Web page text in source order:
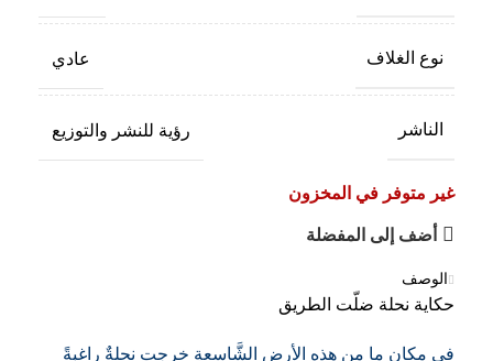
نوع الغلاف عادي
الناشر رؤية للنشر والتوزيع
غير متوفر في المخزون
أضف إلى المفضلة
الوصف
حكاية نحلة ضلّت الطريق
في مكانٍ ما مِن هذه الأرض الشَّاسعةِ خرجت نحلةٌ راغبةً